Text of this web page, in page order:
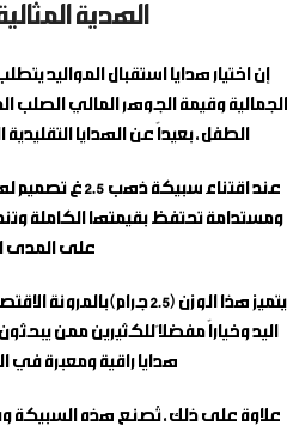
الهدية
إن اختيار هدايا استقبال المواليد
الجمالية وقيمة الجوهر المالي الصلب
الطفل، بعيداً عن الهدايا
عند اقتناءسبيكة ذهب 2.5 غ تصميم لهاية طفل
ومستدامة تحتفظ بقيمتها الكاملة
على المدى
يتميز هذا الوزن (2.5 جرام)
اليد وخياراً مفضلاً للكثيرين ممن
هدايا راقية ومعبرة في
علاوة على ذلك، تُصنع هذه السبيكة